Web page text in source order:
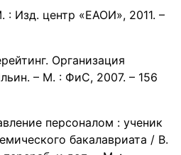
: Изд. центр «ЕАОИ», 2011. –
Организация
– М. : ФиС, 2007. – 156
персоналом : ученик
бакалавриата / В.